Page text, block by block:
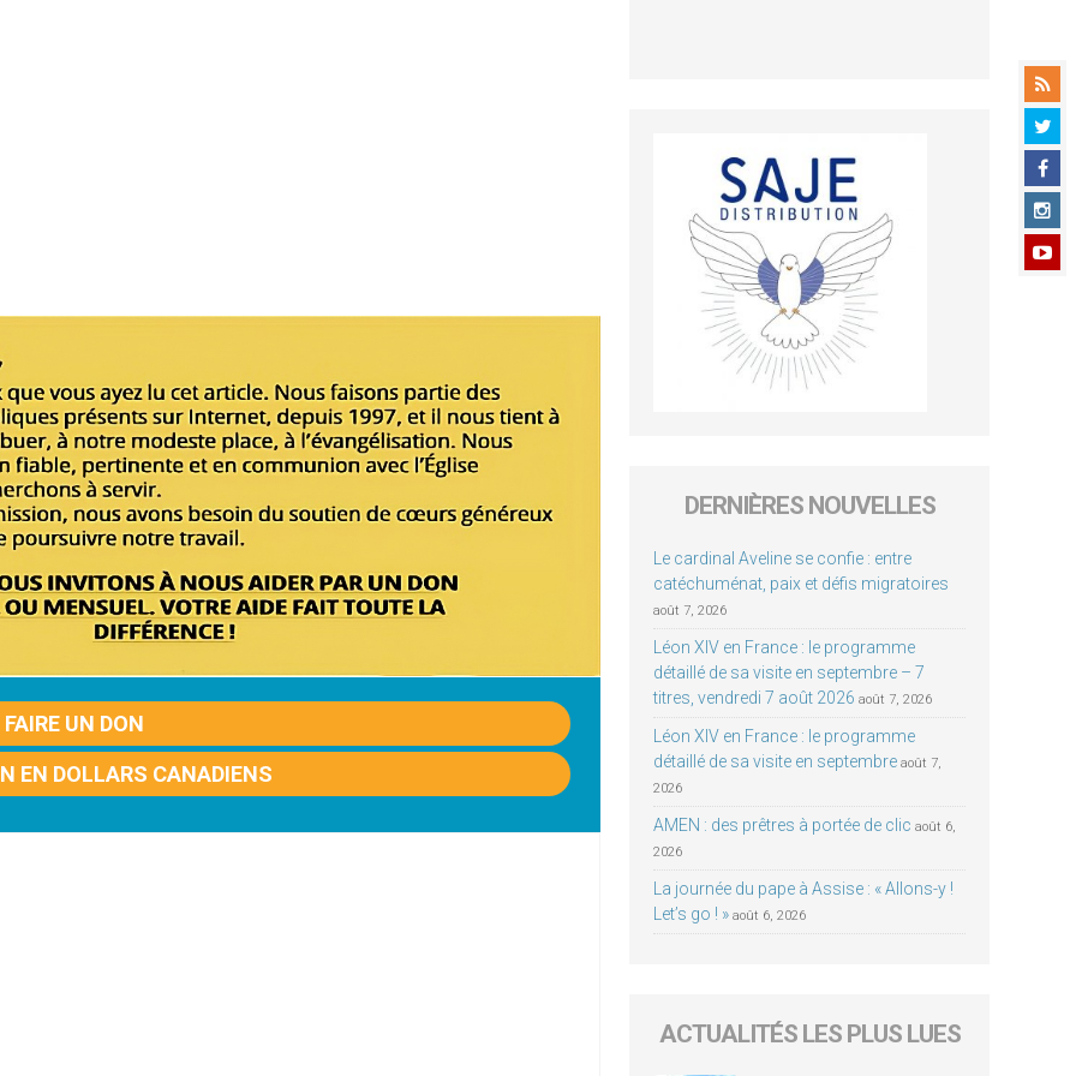
FAIRE UN DON
EN DOLLARS CANADIENS
DERNIÈRES NOUVELLES
Le cardinal Aveline se confie : entre
catéchuménat, paix et défis migratoires
août 7, 2026
Léon XIV en France : le programme
détaillé de sa visite en septembre – 7
titres, vendredi 7 août 2026 août 7, 2026
Léon XIV en France : le programme
détaillé de sa visite en septembre août 7,
2026
AMEN : des prêtres à portée de clic août 6,
2026
La journée du pape à Assise : « Allons-y !
Let’s go ! » août 6, 2026
ACTUALITÉS LES PLUS LUES